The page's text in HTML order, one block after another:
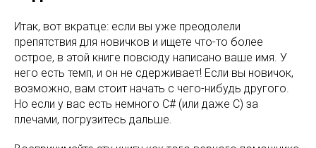
Итак, вот вкратце: если вы уже преодолели
препятствия для новичков и ищете что-то более
острое, в этой книге повсюду написано ваше имя. У
него есть темп, и он не сдерживает! Если вы новичок,
возможно, вам стоит начать с чего-нибудь другого.
Но если у вас есть немного C# (или даже C) за
плечами, погрузитесь дальше.